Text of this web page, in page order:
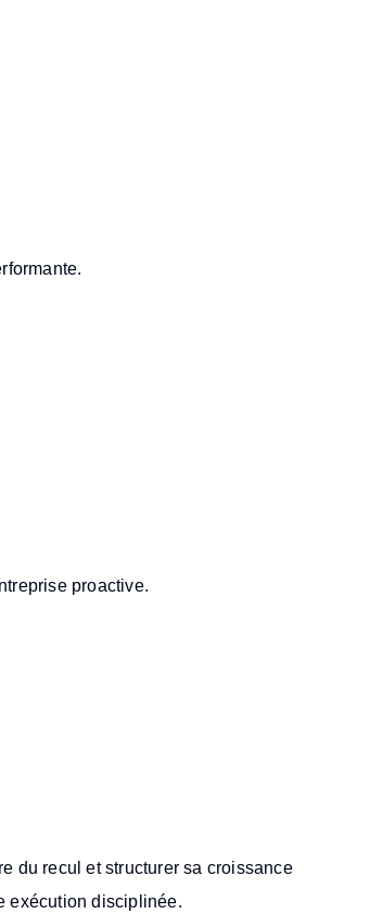
proactive.
du recul et structurer sa croissance
exécution disciplinée.